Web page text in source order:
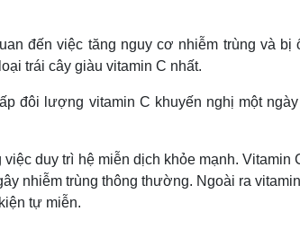
đến việc tăng nguy cơ nhiễm trùng và bị
trái cây giàu vitamin C nhất.
đôi lượng vitamin C khuyến nghị một
duy trì hệ miễn dịch khỏe mạnh. Vitamin
nhiễm trùng thông thường. Ngoài ra
tự miễn.